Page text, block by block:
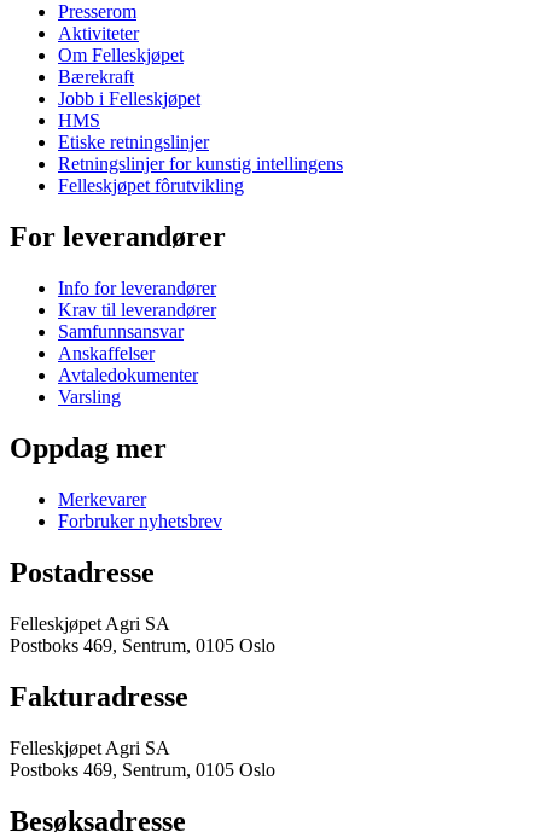
Presserom
Aktiviteter
Om Felleskjøpet
Bærekraft
Jobb i Felleskjøpet
HMS
Etiske retningslinjer
Retningslinjer for kunstig intellingens
Felleskjøpet fôrutvikling
For leverandører
Info for leverandører
Krav til leverandører
Samfunnsansvar
Anskaffelser
Avtaledokumenter
Varsling
Oppdag mer
Merkevarer
Forbruker nyhetsbrev
Postadresse
Felleskjøpet Agri SA
Postboks 469, Sentrum, 0105 Oslo
Fakturadresse
Felleskjøpet Agri SA
Postboks 469, Sentrum, 0105 Oslo
Besøksadresse